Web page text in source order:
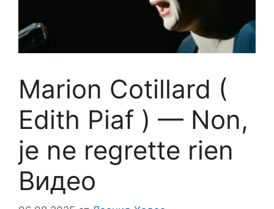
Marion Cotillard (
Edith Piaf ) — Non,
je ne regrette rien
Видео